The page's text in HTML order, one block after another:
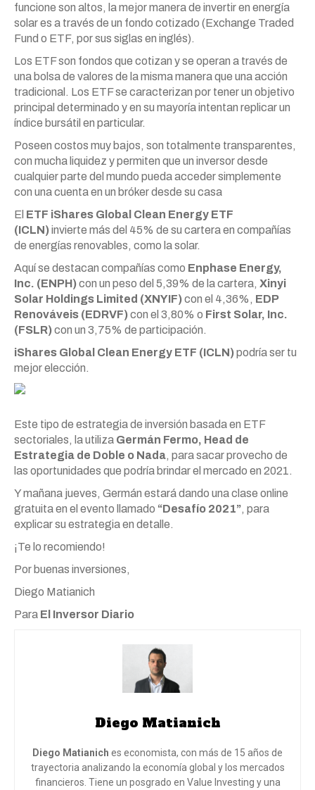
funcione son altos, la mejor manera de invertir en energía
solar es a través de un fondo cotizado (Exchange Traded
Fund o ETF, por sus siglas en inglés).
Los ETF son fondos que cotizan y se operan a través de
una bolsa de valores de la misma manera que una acción
tradicional. Los ETF se caracterizan por tener un objetivo
principal determinado y en su mayoría intentan replicar un
índice bursátil en particular.
Poseen costos muy bajos, son totalmente transparentes,
con mucha liquidez y permiten que un inversor desde
cualquier parte del mundo pueda acceder simplemente
con una cuenta en un bróker desde su casa
El ETF iShares Global Clean Energy ETF
(ICLN)invierte más del 45% de su cartera en compañías
de energías renovables, como la solar.
Aquí se destacan compañías como Enphase Energy,
Inc. (ENPH)con un peso del 5,39% de la cartera, Xinyi
Solar Holdings Limited (XNYIF)con el 4,36%, EDP
Renováveis (EDRVF)con el 3,80% o First Solar, Inc.
(FSLR)con un 3,75% de participación.
iShares Global Clean Energy ETF (ICLN)podría ser tu
mejor elección.
Este tipo de estrategia de inversión basada en ETF
sectoriales, la utiliza Germán Fermo, Head de
Estrategia de Doble o Nada, para sacar provecho de
las oportunidades que podría brindar el mercado en 2021.
Y mañana jueves, Germán estará dando una clase online
gratuita en el evento llamado “Desafío 2021”, para
explicar su estrategia en detalle.
¡Te lo recomiendo!
Por buenas inversiones,
Diego Matianich
Para El Inversor Diario
Diego Matianich
Diego Matianich es economista, con más de 15 años de
trayectoria analizando la economía global y los mercados
financieros. Tiene un posgrado en Value Investing y una